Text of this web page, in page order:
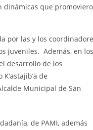
dinámicas que
por las y los
juveniles. Además, en los
desarrollo de los
de
Municipal de San
de PAMI, además